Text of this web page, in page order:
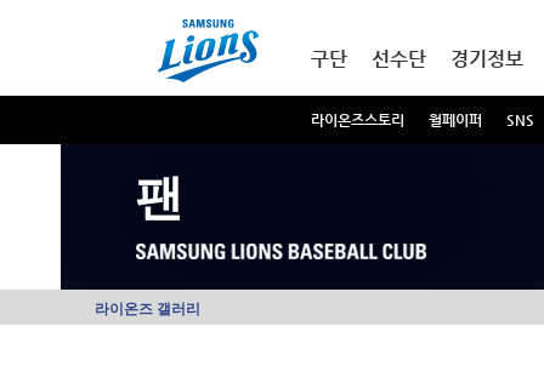
구단 선수단 경기정보
라이온즈스토리 월페이퍼 SNS
팬
라이온즈 갤러리